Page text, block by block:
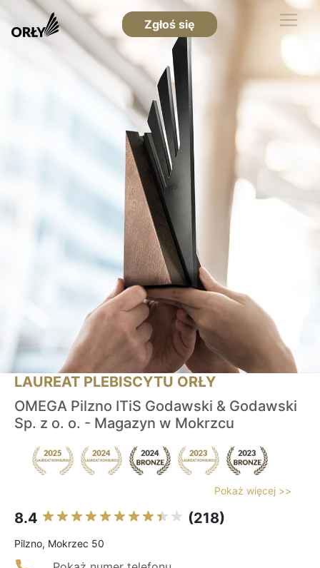
Zgłoś się
LAUREAT PLEBISCYTU ORŁY
OMEGA Pilzno ITiS Godawski & Godawski
Sp. z o. o. - Magazyn w Mokrzcu
Pokaż więcej >>
8.4 (218)
Pilzno, Mokrzec 50